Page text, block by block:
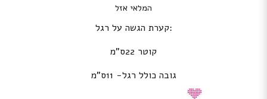
המלאי אזל
:קערת הגשה על רגל
קוטר 22ס”מ
גובה כולל רגל- 11ס”מ